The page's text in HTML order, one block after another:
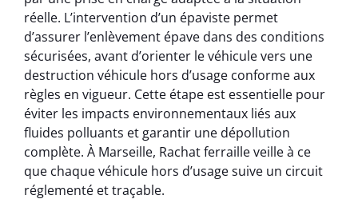
réelle. L’intervention d’un épaviste permet
d’assurer l’enlèvement épave dans des conditions
sécurisées, avant d’orienter le véhicule vers une
destruction véhicule hors d’usage conforme aux
règles en vigueur. Cette étape est essentielle pour
éviter les impacts environnementaux liés aux
fluides polluants et garantir une dépollution
complète. À Marseille, Rachat ferraille veille à ce
que chaque véhicule hors d’usage suive un circuit
réglementé et traçable.